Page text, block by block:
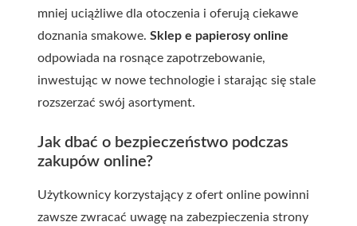
mniej uciążliwe dla otoczenia i oferują ciekawe
doznania smakowe. Sklep e papierosy online
odpowiada na rosnące zapotrzebowanie,
inwestując w nowe technologie i starając się stale
rozszerzać swój asortyment.
Jak dbać o bezpieczeństwo podczas
zakupów online?
Użytkownicy korzystający z ofert online powinni
zawsze zwracać uwagę na zabezpieczenia strony